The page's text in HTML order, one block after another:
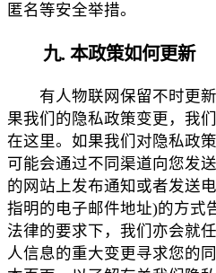
匿名等安全举措。
九. 本政策如何更新
有人物联网保留不时更新
果我们的隐私政策变更，我
在这里。如果我们对隐私政
可能会通过不同渠道向您发
的网站上发布通知或者发送
指明的电子邮件地址)的方式
法律的要求下，我们亦会就
人信息的重大变更寻求您的